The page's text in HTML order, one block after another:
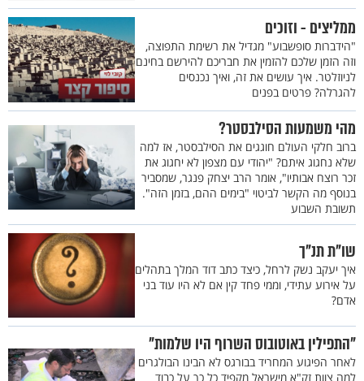
ממליצים - וזוכים
"הידברות סופשבוע" מגדיל את רשימת התפוצה,
וזה הזמן שלכם להזמין את חבריכם להירשם בחינם
לניוזלטר. איך עושים את זה, ואיך נכנסים
להגרלה? פרטים בפנים
מהי משמעות הסילבסטר?
ברוב חלקי העולם חוגגים את הסילבסטר, אז למה
שלא נחגוג איתם? "יהודי עם מצפון לא יחגוג את
זכר רוצח אבותיו", אומר הרב יצחק פנגר, שמסביר
בנוסף מה הקשר לביטוי "בימים ההם, בזמן הזה".
תשובת השבוע
שו"ת תנ"ך
איך יעקב נשק לרחל, כיצד כתב דוד המלך בתהלים
על אירוע עתידי, וממי פחד קין אם לא היו עוד בני
אדם?
"התפילין באוטובוס השרוף היו שלמות"
לאחר הפיגוע המחריד בבורגס לא הבינו הבולגרים
למה צוות זק"א מישראל מקפיד כל כך על כבוד